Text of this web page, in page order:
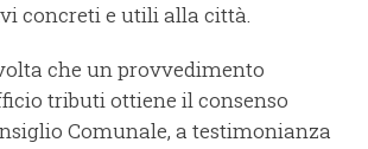
concreti e utili alla città.
che un provvedimento
tributi ottiene il consenso
Comunale, a testimonianza